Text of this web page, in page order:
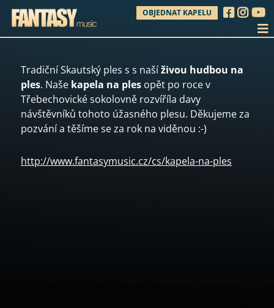
OBJEDNAT KAPELU
Tradiční Skautský ples s s našíživou hudbou na
ples. Naše kapela na plesopět po roce v
Třebechovické sokolovně rozvíříla davy
návštěvníků tohoto úžasného plesu. Děkujeme za
pozvání a těšíme se za rok na viděnou :-)
http://www.fantasymusic.cz/cs/kapela-na-ples